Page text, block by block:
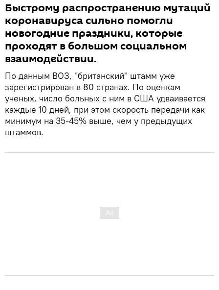
Быстрому распространению мутаций
коронавируса сильно помогли
новогодние праздники, которые
проходят в большом социальном
взаимодействии.
По данным ВОЗ, "британский" штамм уже
зарегистрирован в 80 странах. По оценкам
ученых, число больных с ним в США удваивается
каждые 10 дней, при этом скорость передачи как
минимум на 35-45% выше, чем у предыдущих
штаммов.